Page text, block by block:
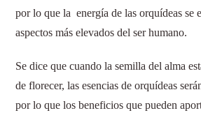
por lo que la energía de las orquídeas se
aspectos más elevados del ser humano.
Se dice que cuando la semilla del alma
de florecer, las esencias de orquídeas
por lo que los beneficios que pueden